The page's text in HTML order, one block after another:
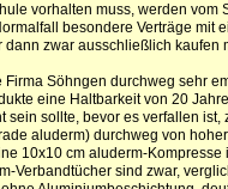
vorhalten muss, werden vom
besondere Verträge mit
zwar ausschließlich kaufen
Firma Söhngen durchweg sehr
eine Haltbarkeit von 20
sein sollte, bevor es verfallen ist,
aluderm) durchweg von
10x10 cm aluderm-Kompresse
Verbandtücher sind zwar,